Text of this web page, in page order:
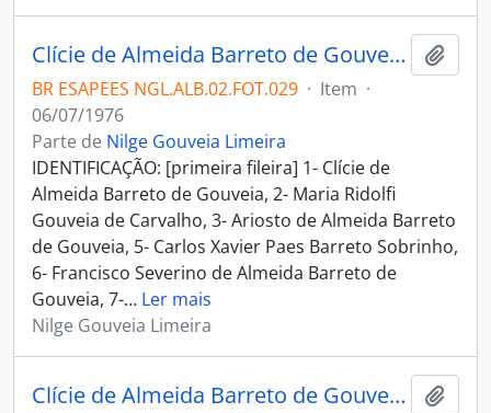
Clície de Almeida Barreto de Gouveia, Evany Barreto de Gouveia Alves, Iedda de Almeida Barreto de Gouveia, Ariosto de Almeida Barreto de Gouveia, Carlos Xavier Paes Barreto Sobrinho, Francisco Severino de Almeida Barreto de Gouveia, Aline de Almeida Barreto de Gouveia, Maria Ridolfi Gouveia de Carvalho, Edyr Gouveia de Almeida Couto, Gedália de Almeida Barreto de Gouveia, Anália de Almeida Gouveia Lins, Nilo Barreto de Gouveia Filho e Nilo Barreto de Gouveia
BR ESAPEES NGL.ALB.02.FOT.029 · Item ·
06/07/1976
Parte de Nilge Gouveia Limeira
IDENTIFICAÇÃO: [primeira fileira] 1- Clície de
Almeida Barreto de Gouveia, 2- Maria Ridolfi
Gouveia de Carvalho, 3- Ariosto de Almeida Barreto
de Gouveia, 5- Carlos Xavier Paes Barreto Sobrinho,
6- Francisco Severino de Almeida Barreto de
Gouveia, 7-… Ler mais
Nilge Gouveia Limeira
Clície de Almeida Barreto de Gouveia, Margarida Barreto Accioly, Nilge Gouveia Limeira, Alcista Barreto de Gouveia, Eny Barreto de Gouveia Glycerio, Iedda de Almeida Barreto de Gouveia, Anália de Almeida Gouveia Lins, Aline de Almeida Barreto de Gouveia e Nilo Barreto de Gouveia Filho